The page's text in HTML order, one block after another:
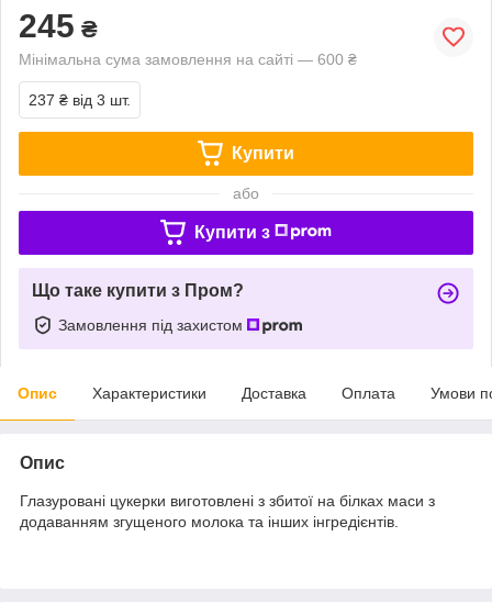
245 ₴
Мінімальна сума замовлення на сайті — 600 ₴
237 ₴ від 3 шт.
Купити
або
Купити з
Що таке купити з Пром?
Замовлення під захистом
Опис Характеристики Доставка Оплата Умови
Опис
Глазуровані цукерки виготовлені з збитої на білках маси з
додаванням згущеного молока та інших інгредієнтів.